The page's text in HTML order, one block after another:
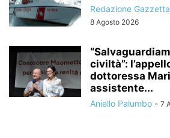
Redazione
8 Agosto 2026
civiltà”:
dottoressa
assistente...
Aniello Palumbo - 7